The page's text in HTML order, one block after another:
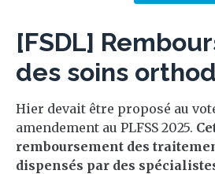
[FSDL]
des soins
Hier devait être proposé au
amendement au PLFSS 2025.
remboursement des
dispensés par des